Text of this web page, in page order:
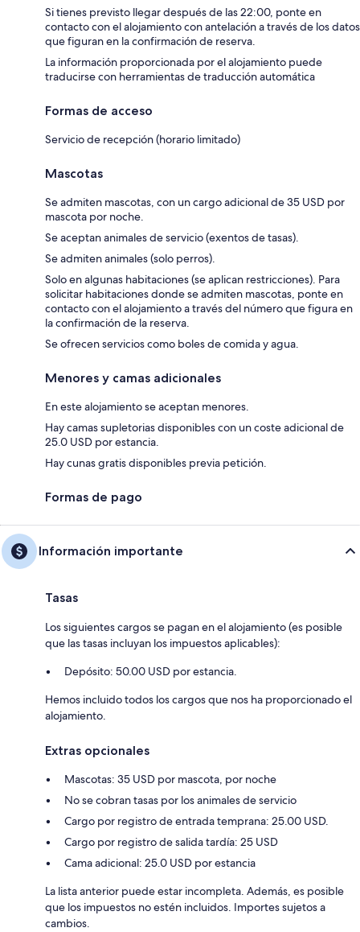
Si tienes previsto llegar después de las 22:00, ponte en
contacto con el alojamiento con antelación a través de los datos
que figuran en la confirmación de reserva.
La información proporcionada por el alojamiento puede
traducirse con herramientas de traducción automática
Formas de acceso
Servicio de recepción (horario limitado)
Mascotas
Se admiten mascotas, con un cargo adicional de 35 USD por
mascota por noche.
Se aceptan animales de servicio (exentos de tasas).
Se admiten animales (solo perros).
Solo en algunas habitaciones (se aplican restricciones). Para
solicitar habitaciones donde se admiten mascotas, ponte en
contacto con el alojamiento a través del número que figura en
la confirmación de la reserva.
Se ofrecen servicios como boles de comida y agua.
Menores y camas adicionales
En este alojamiento se aceptan menores.
Hay camas supletorias disponibles con un coste adicional de
25.0 USD por estancia.
Hay cunas gratis disponibles previa petición.
Formas de pago
Información importante
Tasas
Los siguientes cargos se pagan en el alojamiento (es posible
que las tasas incluyan los impuestos aplicables):
Depósito: 50.00 USD por estancia.
Hemos incluido todos los cargos que nos ha proporcionado el
alojamiento.
Extras opcionales
Mascotas: 35 USD por mascota, por noche
No se cobran tasas por los animales de servicio
Cargo por registro de entrada temprana: 25.00 USD.
Cargo por registro de salida tardía: 25 USD
Cama adicional: 25.0 USD por estancia
La lista anterior puede estar incompleta. Además, es posible
que los impuestos no estén incluidos. Importes sujetos a
cambios.